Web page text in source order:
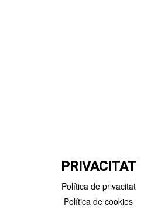
PRIVACITAT
Política de privacitat
Política de cookies